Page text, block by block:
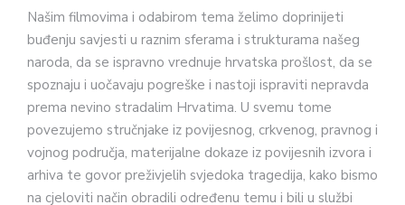
Našim filmovima i odabirom tema želimo doprinijeti
buđenju savjesti u raznim sferama i strukturama našeg
naroda, da se ispravno vrednuje hrvatska prošlost, da se
spoznaju i uočavaju pogreške i nastoji ispraviti nepravda
prema nevino stradalim Hrvatima. U svemu tome
povezujemo stručnjake iz povijesnog, crkvenog, pravnog i
vojnog područja, materijalne dokaze iz povijesnih izvora i
arhiva te govor preživjelih svjedoka tragedija, kako bismo
na cjeloviti način obradili određenu temu i bili u službi